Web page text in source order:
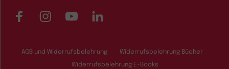
FacebookInstagramYouTubeLinkedIn
AGB und Widerrufsbelehrung Widerrufsbelehrung Bücher
Widerrufsbelehrung E-Books